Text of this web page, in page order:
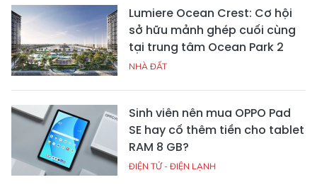
Lumiere Ocean Crest: Cơ hội
sở hữu mảnh ghép cuối cùng
tại trung tâm Ocean Park 2
NHÀ ĐẤT
Sinh viên nên mua OPPO Pad
SE hay cố thêm tiền cho tablet
RAM 8 GB?
ĐIỆN TỬ - ĐIỆN LẠNH